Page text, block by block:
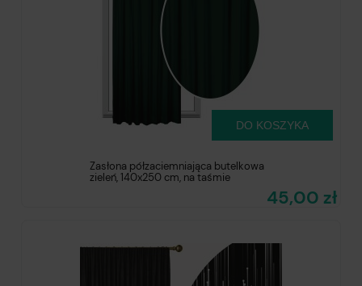
Zasłona półzaciemniająca butelkowa
zieleń, 140x250 cm, na taśmie
45,00 zł
DO KOSZYKA